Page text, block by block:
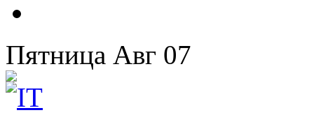
Пятница Авг 07